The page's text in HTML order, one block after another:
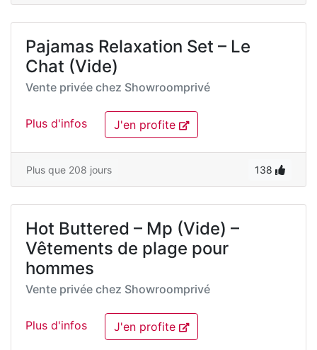
Pajamas Relaxation Set – Le
Chat (Vide)
Vente privée chez Showroomprivé
Plus d'infos J'en profite
Plus que 208 jours 138
Hot Buttered – Mp (Vide) –
Vêtements de plage pour
hommes
Vente privée chez Showroomprivé
Plus d'infos J'en profite